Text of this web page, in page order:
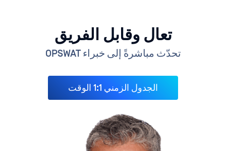
تعال وقابل الفريق
تحدّث مباشرةً إلى خبراء OPSWAT
الجدول الزمني 1:1 الوقت